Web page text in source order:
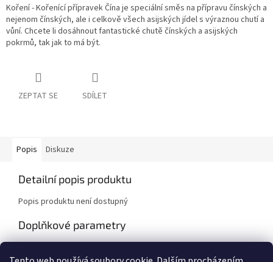
Koření - Kořenící přípravek Čína je speciální směs na přípravu čínských a
nejenom čínských, ale i celkově všech asijských jídel s výraznou chutí a
vůní. Chcete li dosáhnout fantastické chutě čínských a asijských
pokrmů, tak jak to má být.
ZEPTAT SE SDÍLET
Popis Diskuze
Detailní popis produktu
Popis produktu není dostupný
Doplňkové parametry